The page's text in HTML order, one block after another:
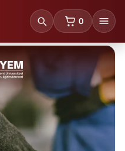
0
sepetteki